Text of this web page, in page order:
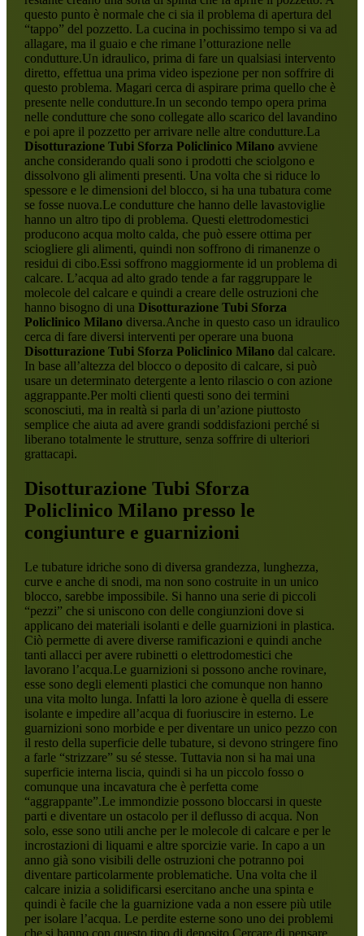
questo punto è normale che ci sia il problema di apertura del
“tappo” del pozzetto. La cucina in pochissimo tempo si va ad
allagare, ma il guaio e che rimane l’otturazione nelle
condutture.Un idraulico, prima di fare un qualsiasi intervento
diretto, effettua una prima video ispezione per non soffrire di
questo problema. Magari cerca di aspirare prima quello che è
presente nelle condutture.In un secondo tempo opera prima
nelle condutture che sono collegate allo scarico del lavandino
e poi apre il pozzetto per arrivare nelle altre condutture.La
Disotturazione Tubi Sforza Policlinico Milanoavviene
anche considerando quali sono i prodotti che sciolgono e
dissolvono gli alimenti presenti. Una volta che si riduce lo
spessore e le dimensioni del blocco, si ha una tubatura come
se fosse nuova.Le condutture che hanno delle lavastoviglie
hanno un altro tipo di problema. Questi elettrodomestici
producono acqua molto calda, che può essere ottima per
sciogliere gli alimenti, quindi non soffrono di rimanenze o
residui di cibo.Essi soffrono maggiormente id un problema di
calcare. L’acqua ad alto grado tende a far raggruppare le
molecole del calcare e quindi a creare delle ostruzioni che
hanno bisogno di una Disotturazione Tubi Sforza
Policlinico Milanodiversa.Anche in questo caso un idraulico
cerca di fare diversi interventi per operare una buona
Disotturazione Tubi Sforza Policlinico Milanodal calcare.
In base all’altezza del blocco o deposito di calcare, si può
usare un determinato detergente a lento rilascio o con azione
aggrappante.Per molti clienti questi sono dei termini
sconosciuti, ma in realtà si parla di un’azione piuttosto
semplice che aiuta ad avere grandi soddisfazioni perché si
liberano totalmente le strutture, senza soffrire di ulteriori
grattacapi.
Disotturazione Tubi Sforza
Policlinico Milano presso le
congiunture e guarnizioni
Le tubature idriche sono di diversa grandezza, lunghezza,
curve e anche di snodi, ma non sono costruite in un unico
blocco, sarebbe impossibile. Si hanno una serie di piccoli
“pezzi” che si uniscono con delle congiunzioni dove si
applicano dei materiali isolanti e delle guarnizioni in plastica.
Ciò permette di avere diverse ramificazioni e quindi anche
tanti allacci per avere rubinetti o elettrodomestici che
lavorano l’acqua.Le guarnizioni si possono anche rovinare,
esse sono degli elementi plastici che comunque non hanno
una vita molto lunga. Infatti la loro azione è quella di essere
isolante e impedire all’acqua di fuoriuscire in esterno. Le
guarnizioni sono morbide e per diventare un unico pezzo con
il resto della superficie delle tubature, si devono stringere fino
a farle “strizzare” su sé stesse. Tuttavia non si ha mai una
superficie interna liscia, quindi si ha un piccolo fosso o
comunque una incavatura che è perfetta come
“aggrappante”.Le immondizie possono bloccarsi in queste
parti e diventare un ostacolo per il deflusso di acqua. Non
solo, esse sono utili anche per le molecole di calcare e per le
incrostazioni di liquami e altre sporcizie varie. In capo a un
anno già sono visibili delle ostruzioni che potranno poi
diventare particolarmente problematiche. Una volta che il
calcare inizia a solidificarsi esercitano anche una spinta e
quindi è facile che la guarnizione vada a non essere più utile
per isolare l’acqua. Le perdite esterne sono uno dei problemi
che si hanno con questo tipo di deposito.Cercare di pensare